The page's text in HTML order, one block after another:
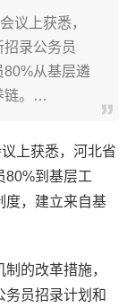
议上获悉，
录公务员
80%从基层遴
链。…
上获悉，河北省
80%到基层工
度，建立来自基
的改革措施，
务员招录计划和